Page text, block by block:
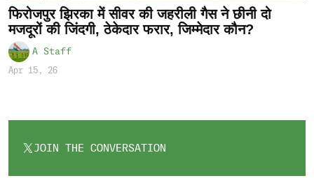
फिरोजपुर झिरका में सीवर की जहरीली गैस ने छीनी दो
मजदूरों की जिंदगी, ठेकेदार फरार, जिम्मेदार कौन?
A Staff
Apr 15, 26
JOIN THE CONVERSATION
OPENS